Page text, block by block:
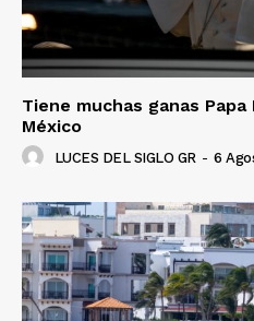
Tiene muchas ganas
México
LUCES DEL SIGLO GR - 6